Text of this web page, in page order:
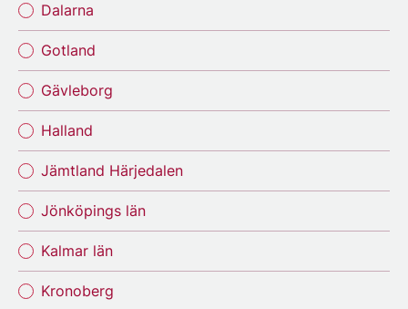
Dalarna
Gotland
Gävleborg
Halland
Jämtland Härjedalen
Jönköpings län
Kalmar län
Kronoberg